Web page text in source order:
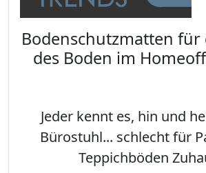
Bodenschutzmatten für
des Boden im
Jeder kennt es, hin und
Bürostuhl... schlecht für
Teppichböden